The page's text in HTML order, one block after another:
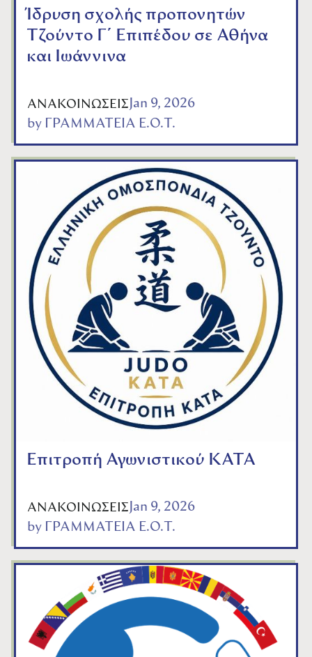
Ίδρυση σχολής προπονητών
Τζούντο Γ΄ Επιπέδου σε Αθήνα
και Ιωάννινα
ΑΝΑΚΟΙΝΩΣΕΙΣ Jan 9, 2026
by ΓΡΑΜΜΑΤΕΙΑ Ε.Ο.Τ.
Επιτροπή Αγωνιστικού KATA
ΑΝΑΚΟΙΝΩΣΕΙΣ Jan 9, 2026
by ΓΡΑΜΜΑΤΕΙΑ Ε.Ο.Τ.